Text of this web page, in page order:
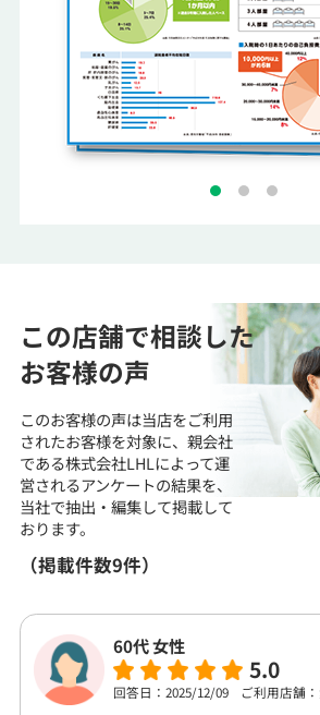
この店舗で相談した
お客様の声
このお客様の声は当店をご利用
されたお客様を対象に、 親会社
である株式会社LHLによって運
営されるアンケートの結果を、
当社で抽出・編集して掲載して
おります。
（掲載件数9件）
60代 女性
5.0
回答日：2025/12/09 ご利用店舗